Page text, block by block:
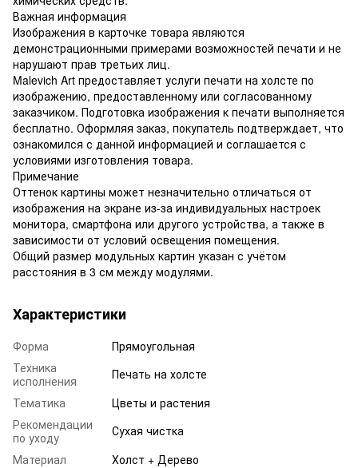
Важная информация
Изображения в карточке товара являются
демонстрационными примерами возможностей печати и не
нарушают прав третьих лиц.
Malevich Art предоставляет услуги печати на холсте по
изображению, предоставленному или согласованному
заказчиком. Подготовка изображения к печати выполняется
бесплатно. Оформляя заказ, покупатель подтверждает, что
ознакомился с данной информацией и соглашается с
условиями изготовления товара.
Примечание
Оттенок картины может незначительно отличаться от
изображения на экране из-за индивидуальных настроек
монитора, смартфона или другого устройства, а также в
зависимости от условий освещения помещения.
Общий размер модульных картин указан с учётом
расстояния в 3 см между модулями.
Характеристики
Форма
Прямоугольная
Техника
исполнения
Печать на холсте
Тематика
Цветы и растения
Рекомендации
по уходу
Сухая чистка
Материал
Холст + Дерево